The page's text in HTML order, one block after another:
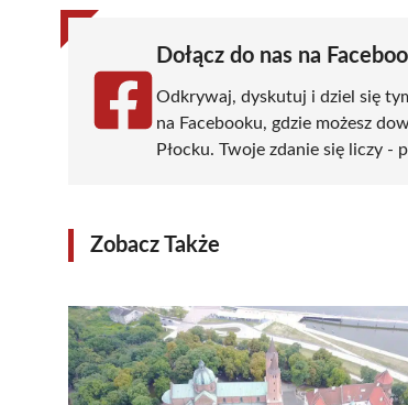
Dołącz do nas na
Odkrywaj, dyskutuj i dziel się
na Facebooku, gdzie możesz
Płocku. Twoje zdanie się liczy -
Zobacz Także